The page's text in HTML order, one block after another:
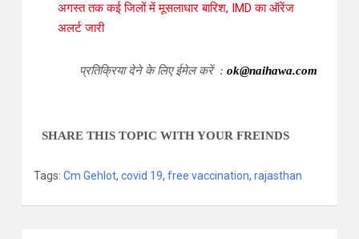
अगस्त तक कई जिलों में मूसलाधार बारिश, IMD का ऑरेंज
अलर्ट जारी
प्रतिक्रिया देने के लिए ईमेल करें : ok@naihawa.com
SHARE THIS TOPIC WITH YOUR FREINDS
Tags: Cm Gehlot, covid 19, free vaccination, rajasthan